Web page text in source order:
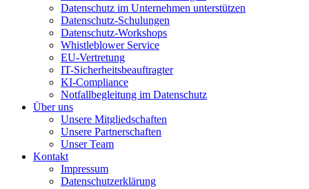
Datenschutz im Unternehmen unterstützen
Datenschutz-Schulungen
Datenschutz-Workshops
Whistleblower Service
EU-Vertretung
IT-Sicherheitsbeauftragter
KI-Compliance
Notfallbegleitung im Datenschutz
Über uns
Unsere Mitgliedschaften
Unsere Partnerschaften
Unser Team
Kontakt
Impressum
Datenschutzerklärung